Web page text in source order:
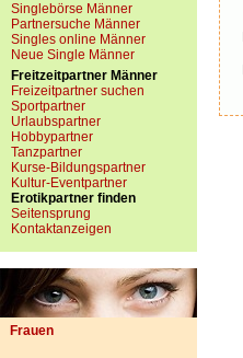
Singlebörse Männer
Partnersuche Männer
Singles online Männer
Neue Single Männer
Freitzeitpartner Männer
Freizeitpartner suchen
Sportpartner
Urlaubspartner
Hobbypartner
Tanzpartner
Kurse-Bildungspartner
Kultur-Eventpartner
Erotikpartner finden
Seitensprung
Kontaktanzeigen
Frauen